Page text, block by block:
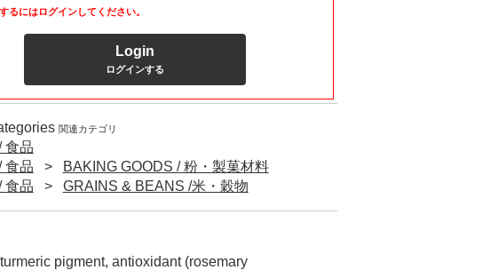
るにはログインしてください。
Login
ログインする
関連カテゴリ
食品
食品
BAKING GOODS / 粉・製菓材料
食品
GRAINS & BEANS /米・穀物
pigment, antioxidant (rosemary